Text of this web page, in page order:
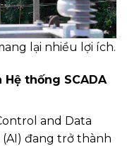
lại nhiều lợi ích.
thống SCADA
and Data
đang trở thành